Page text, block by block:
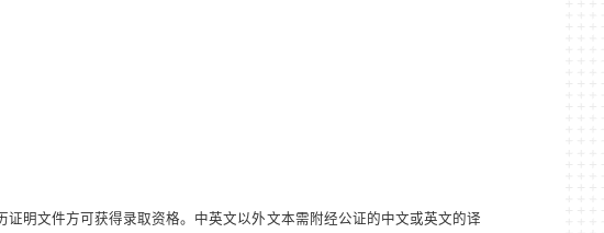
证明文件方可获得录取资格。中英文以外文本需附经公证的中文或英文的译